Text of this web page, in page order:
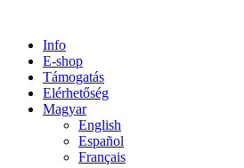
Info
E-shop
Támogatás
Elérhetőség
Magyar
English
Español
Français